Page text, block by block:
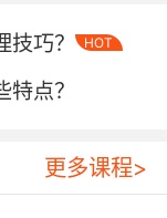
模块，SRRC
等参数，防止
投诉集中于无
巧？ HOT
点？
更多课程>